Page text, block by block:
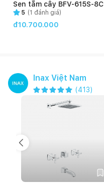
Sen tắm cây BFV-615S-8C
5 (1 đánh giá)
đ10.700.000
Inax Việt Nam
(413)